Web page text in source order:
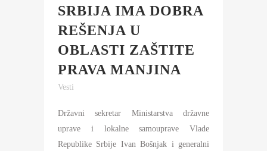
SRBIJA IMA DOBRA
REŠENJA U
OBLASTI ZAŠTITE
PRAVA MANJINA
Vesti
Državni sekretar Ministarstva državne
uprave i lokalne samouprave Vlade
Republike Srbije Ivan Bošnjak i generalni